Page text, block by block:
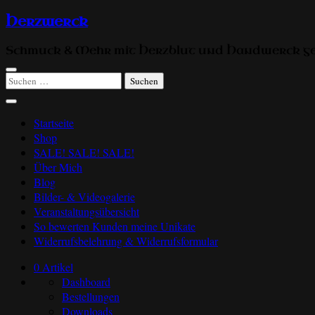
Zum
Herzwerck
Suchen
nach:
Startseite
Shop
SALE! SALE! SALE!
Über Mich
Blog
Bilder- & Videogalerie
Veranstaltungsübersicht
So bewerten Kunden meine Unikate
Widerrufsbelehrung & Widerrufsformular
0 Artikel
Dashboard
Bestellungen
Downloads